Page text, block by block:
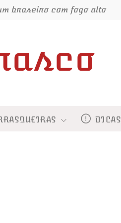
braseiro com fogo alto
DICAS